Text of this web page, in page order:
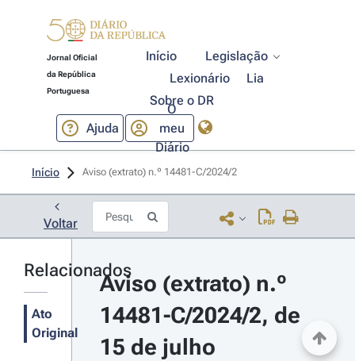
Jornal Oficial
da República
Portuguesa
Início
Legislação
Lexionário
Lia
Sobre o DR
Ajuda
O
meu
Diário
Início Aviso (extrato) n.º 14481-C/2024/2
Voltar
Relacionados
Ato
Original
Aviso (extrato) n.º
14481-C/2024/2, de
15 de julho